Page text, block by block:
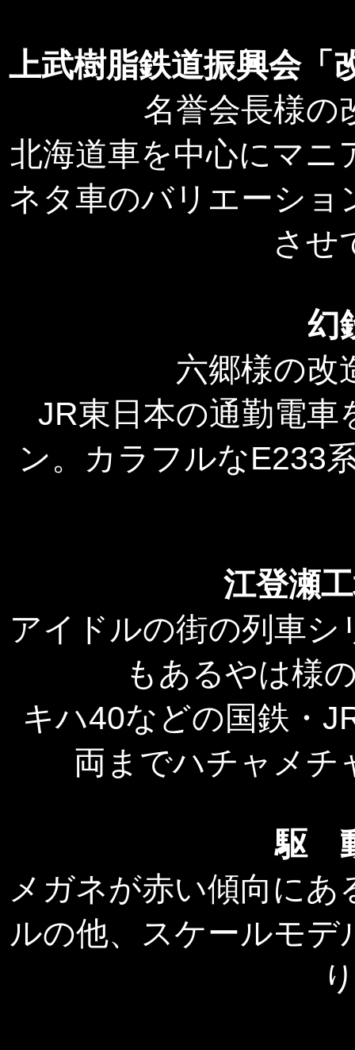
上武樹脂鉄道振興会「
名誉会長様の
北海道車を中心にマニ
ネタ車のバリエーショ
させ
幻
六郷様の改
JR東日本の通勤電
ン。カラフルなE233
江登瀬
アイドルの街の列車
もあるやは様
キハ40などの国鉄・
両までハチャメチ
駆
メガネが赤い傾向に
ルの他、スケールモデ